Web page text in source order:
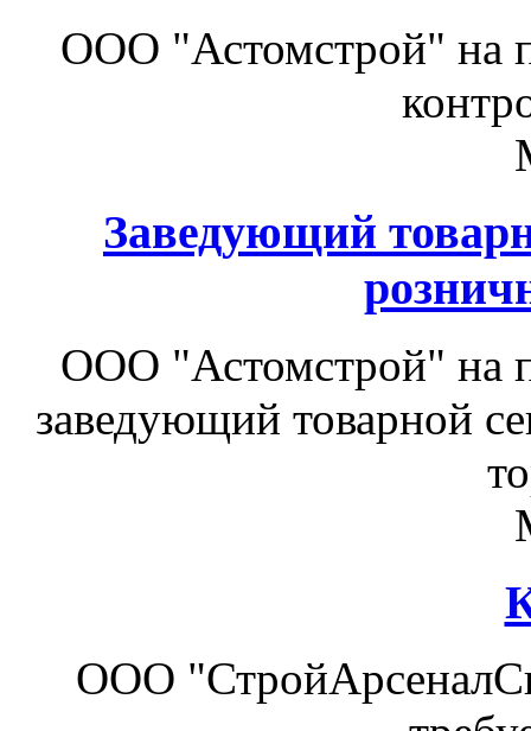
ООО "Астомстрой" на
Заведующий
ООО "Астомстрой" на
заведующий товарной
ООО